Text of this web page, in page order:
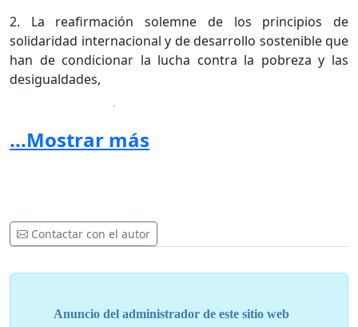
2. La reafirmación solemne de los principios de
solidaridad internacional y de desarrollo sostenible que
han de condicionar la lucha contra la pobreza y las
desigualdades,
3. La proclamación de la interdependencia entre la paz
y la seguridad en el mundo, el respeto a los derechos
humanos y la protección del ambiente,
importantes lagunas del derecho internacional
mediante:
derecho ambiental,
...Mostrar más
Contactar con el autor
Anuncio del administrador de este sitio web